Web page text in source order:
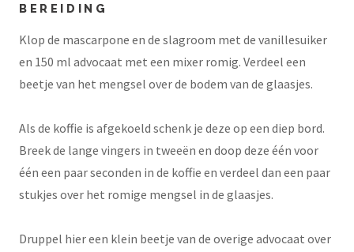
BEREIDING
Klop de mascarpone en de slagroom met de vanillesuiker
en 150 ml advocaat met een mixer romig. Verdeel een
beetje van het mengsel over de bodem van de glaasjes.
Als de koffie is afgekoeld schenk je deze op een diep bord.
Breek de lange vingers in tweeën en doop deze één voor
één een paar seconden in de koffie en verdeel dan een paar
stukjes over het romige mengsel in de glaasjes.
Druppel hier een klein beetje van de overige advocaat over